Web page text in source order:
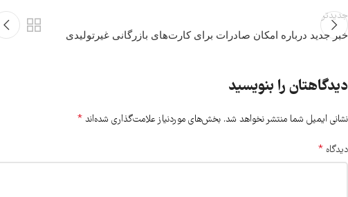
جدیدتر
خبر جدید درباره امکان صادرات برای کارت‌های بازرگانی غیرتولیدی
دیدگاهتان را بنویسید
نشانی ایمیل شما منتشر نخواهد شد. بخش‌های موردنیاز علامت‌گذاری شده‌اند *
دیدگاه *